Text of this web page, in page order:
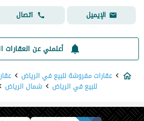
الإيميل
اتصال
أعلمني عن العقارات
عقارات مفروشة للبيع في الرياض
للبيع في الرياض شمال الرياض